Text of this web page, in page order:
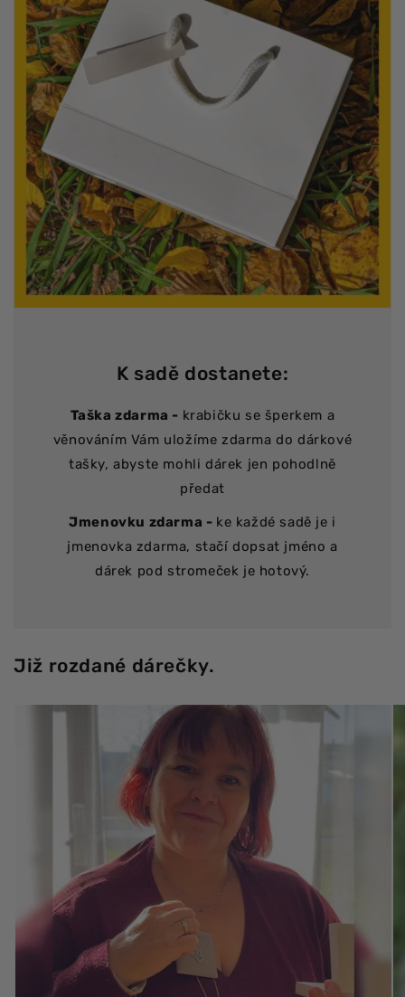
K sadě dostanete:
Taška zdarma - krabičku se šperkem a
věnováním Vám uložíme zdarma do dárkové
tašky, abyste mohli dárek jen pohodlně
předat
Jmenovku zdarma - ke každé sadě je i
jmenovka zdarma, stačí dopsat jméno a
dárek pod stromeček je hotový.
Již rozdané dárečky.